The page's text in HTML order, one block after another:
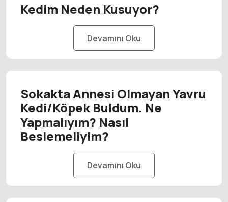
Kedim Neden Kusuyor?
Devamını Oku
Sokakta Annesi Olmayan Yavru
Kedi/Köpek Buldum. Ne
Yapmalıyım? Nasıl
Beslemeliyim?
Devamını Oku